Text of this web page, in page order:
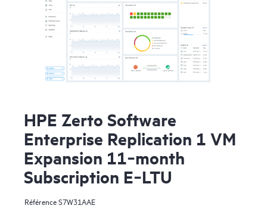
HPE Zerto Software
Enterprise Replication 1 VM
Expansion 11‑month
Subscription E‑LTU
RéférenceS7W31AAE